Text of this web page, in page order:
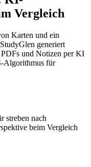
Vergleich
Karten und ein
generiert
und Notizen per KI
Algorithmus für
streben nach
beim Vergleich